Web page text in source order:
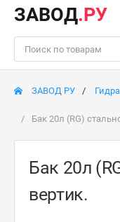
ЗАВОД.РУ
ЗАВОД РУ
Бак 20л (RG)
Бак 20л
вертик.